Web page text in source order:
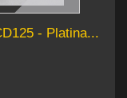
- Platina...